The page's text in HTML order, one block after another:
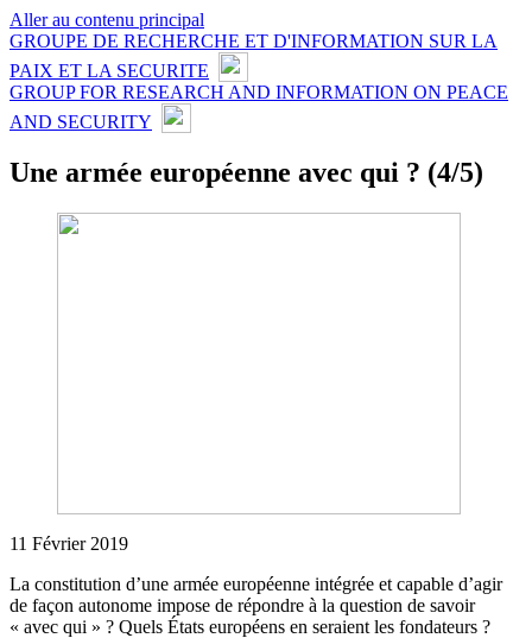
Aller au contenu principal
GROUPE DE RECHERCHE ET D'INFORMATION SUR LA
PAIX ET LA SECURITE
GROUP FOR RESEARCH AND INFORMATION ON PEACE
AND SECURITY
Une armée européenne avec qui ? (4/5)
11 Février 2019
La constitution d’une armée européenne intégrée et capable d’agir
de façon autonome impose de répondre à la question de savoir
« avec qui » ? Quels États européens en seraient les fondateurs ?